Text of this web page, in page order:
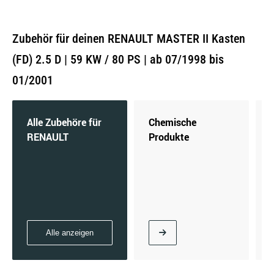
Zubehör für deinen RENAULT MASTER II Kasten
(FD) 2.5 D | 59 KW / 80 PS | ab 07/1998 bis
01/2001
Alle Zubehöre für
RENAULT
Alle anzeigen
Chemische
Produkte